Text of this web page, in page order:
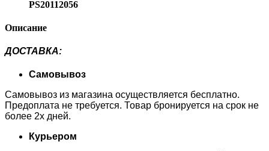
PS20112056
Описание
ДОСТАВКА:
Самовывоз
Самовывоз из магазина осуществляется бесплатно.
Предоплата не требуется. Товар бронируется на срок не
более 2х дней.
Курьером